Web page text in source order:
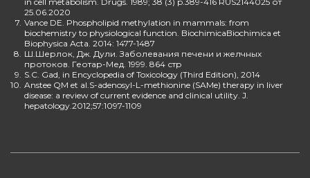
25.06.2020
7. Vance DE. Phospholipid methylation in mammals: from
biochemistry to physiological function. BiochimicaBiochimica et
Biophysica Acta. 2014: 1477-1487
8. Ш.Шерлок, Дж. Дули. Заболевания печени и желчных
протоков. Геотар-Мед. 1999. 864 стр
9. S.C. Gad, in Encyclopedia of Toxicology (Third Edition), 2014
10. Anstee QM et al.S-adenosyl-L-methionine (SAMe) therapy in liver
disease: a review of current evidence and clinical utility. J.
hepatology.2012;57:1097-1109